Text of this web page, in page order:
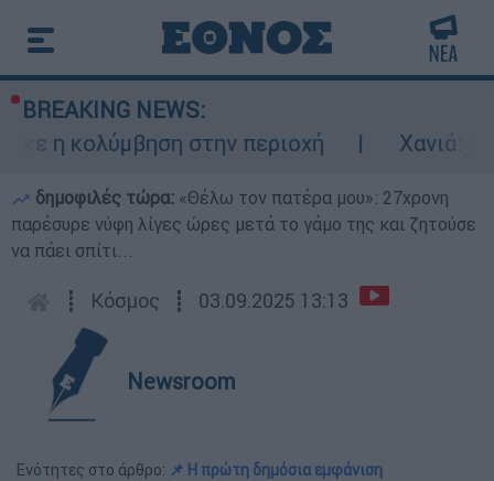
BREAKING NEWS:
στην περιοχή
Χανιά:
δημοφιλές τώρα: «Θέλω τον πατέρα μου»: 27χρονη
παρέσυρε νύφη λίγες ώρες μετά το γάμο της και ζητούσε
να πάει σπίτι...
┋ Κόσμος ┋ 03.09.2025 13:13
Newsroom
Ενότητες στο άρθρο: 📌 Η πρώτη δημόσια εμφάνιση